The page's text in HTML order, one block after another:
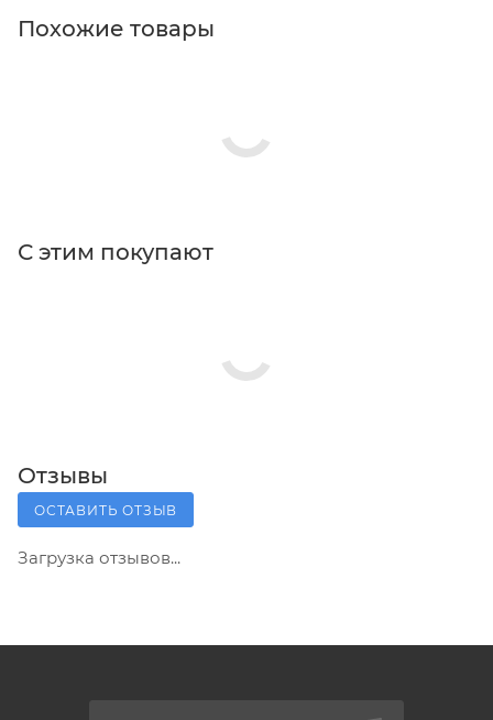
Похожие товары
С этим покупают
Отзывы
ОСТАВИТЬ ОТЗЫВ
Загрузка отзывов...